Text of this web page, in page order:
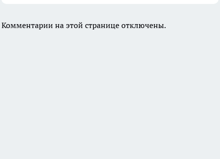
Комментарии на этой странице отключены.